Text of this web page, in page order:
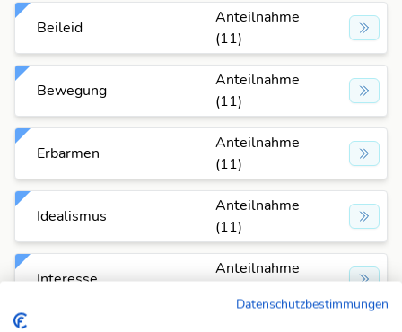
Beileid
Anteilnahme
(11)
Bewegung
Anteilnahme
(11)
Erbarmen
Anteilnahme
(11)
Idealismus
Anteilnahme
(11)
Interesse
Anteilnahme
Datenschutzbestimmungen